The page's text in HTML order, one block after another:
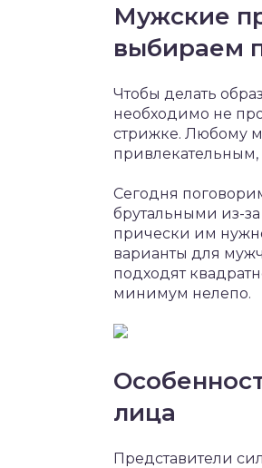
Мужские
выбираем
Чтобы делать
необходимо не
стрижке. Любому
привлекательным,
Сегодня
брутальными из-
прически им
варианты для
подходят
минимум нелепо.
лица
Представители